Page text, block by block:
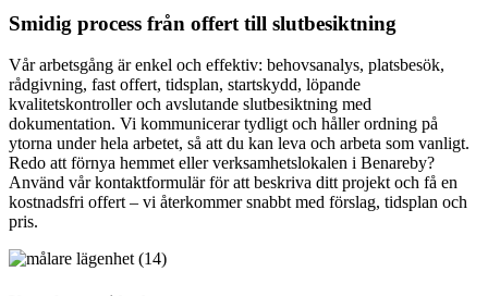
Smidig process från offert till slutbesiktning
Vår arbetsgång är enkel och effektiv: behovsanalys, platsbesök,
rådgivning, fast offert, tidsplan, startskydd, löpande
kvalitetskontroller och avslutande slutbesiktning med
dokumentation. Vi kommunicerar tydligt och håller ordning på
ytorna under hela arbetet, så att du kan leva och arbeta som vanligt.
Redo att förnya hemmet eller verksamhetslokalen i Benareby?
Använd vår kontaktformulär för att beskriva ditt projekt och få en
kostnadsfri offert – vi återkommer snabbt med förslag, tidsplan och
pris.